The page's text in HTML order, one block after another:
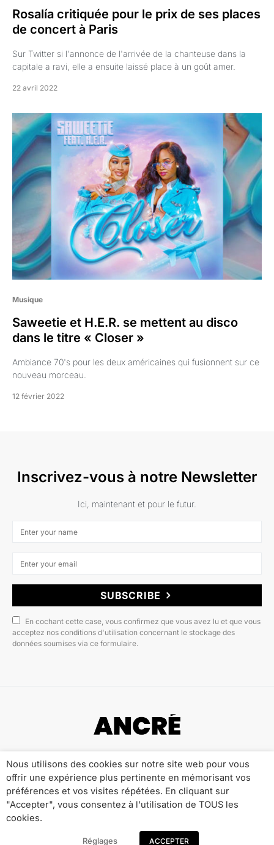
Rosalía critiquée pour le prix de ses places
de concert à Paris
Sur Twitter si l'annonce de l'arrivée de la chanteuse dans la
capitale a ravi, elle a ensuite laissé place à un goût amer.
22 avril 2022
Musique
Saweetie et H.E.R. se mettent au disco
dans le titre « Closer »
Ambiance 70's pour les deux américaines qui fusionnent sur ce
nouveau morceau.
12 février 2022
Inscrivez-vous à notre Newsletter
Ici, maintenant et pour le futur.
SUBSCRIBE
En cochant cette case, vous confirmez que vous avez lu et que vous
acceptez nos conditions d'utilisation concernant le stockage des
données soumises via ce formulaire.
Qui sommes-nous ? Publicité
Contact
Mentions Légales
Politique de Confidentialité
Nous utilisons des cookies sur notre site web pour vous
offrir une expérience plus pertinente en mémorisant vos
préférences et vos visites répétées. En cliquant sur
"Accepter", vous consentez à l'utilisation de TOUS les
cookies.
Réglages ACCEPTER